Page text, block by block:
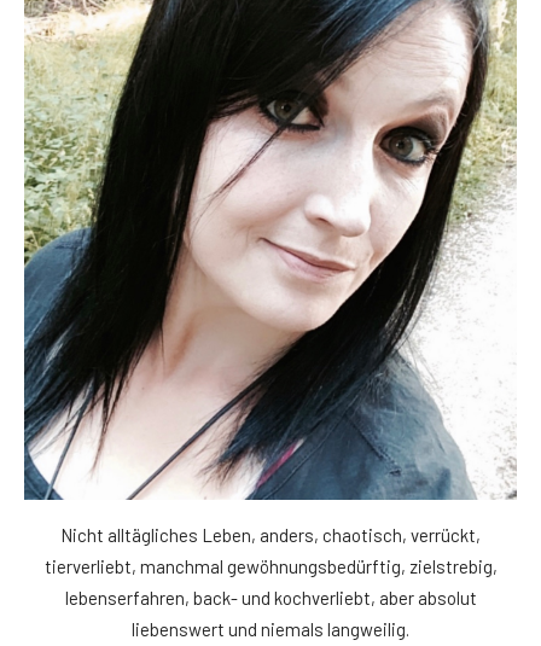
Nicht alltägliches Leben, anders, chaotisch, verrückt,
tierverliebt, manchmal gewöhnungsbedürftig, zielstrebig,
lebenserfahren, back- und kochverliebt, aber absolut
liebenswert und niemals langweilig.